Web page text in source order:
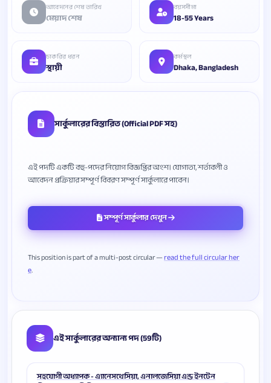
আবেদনের শেষ তারিখ
মেয়াদ শেষ
বয়সসীমা
18-55 Years
চাকরির ধরন
স্থায়ী
কর্মস্থল
Dhaka, Bangladesh
সার্কুলারের বিস্তারিত (Official PDF সহ)
এই পদটি একটি বহু-পদের নিয়োগ বিজ্ঞপ্তির অংশ। যোগ্যতা, শর্তাবলী ও
সম্পূর্ণ সার্কুলার দেখুন
This position is part of a multi-post circular —read the full circular her
e
এই সার্কুলারের অন্যান্য পদ (59টি)
সহযোগী অধ্যাপক - এ্যানেসথেসিয়া, এনালজেসিয়া এন্ড ইনটেন